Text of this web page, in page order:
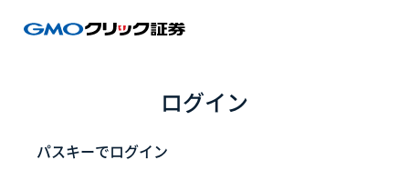
ログイン
パスキーでログイン